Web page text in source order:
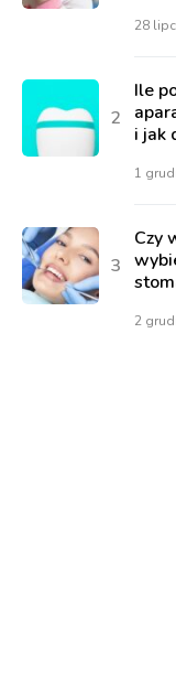
28
Ile
i jak
1
Czy
2